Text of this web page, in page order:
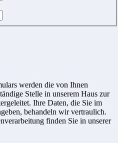
werden die von Ihnen
Stelle in unserem Haus zur
Ihre Daten, die Sie im
behandeln wir vertraulich.
finden Sie in unserer